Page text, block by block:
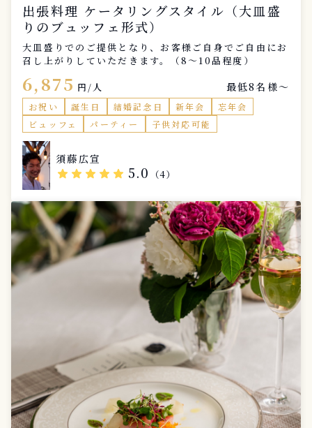
出張料理 ケータリングスタイル（大皿盛
りのブュッフェ形式）
大皿盛りでのご提供となり、お客様ご自身でご自由にお
召し上がりしていただきます。（8〜10品程度）
6,875 円/人 最低8名様〜
お祝い 誕生日 結婚記念日 新年会
忘年会
ビュッフェ
パーティー 子供対応可能
須藤広宣
star star star star star 5.0 （4）